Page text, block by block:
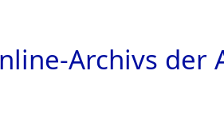
Archivs der